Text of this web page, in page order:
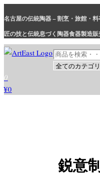
ン
テ
ン
ツ
ス
キ
名古屋の伝統陶器 – 割烹・旅館・
匠の技と伝統息づく陶器食器製造販
和食器・洋食器通販｜割烹
業務用から個人用まで、お
とめ買いがお得です。
0
¥0
鋭意